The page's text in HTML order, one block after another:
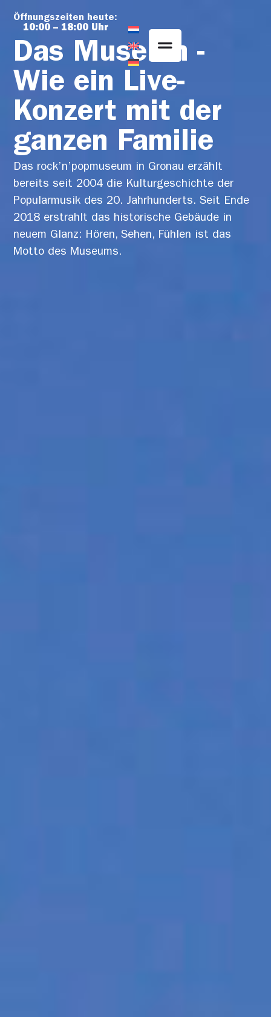
springen
Öffnungszeiten heute:
10:00 – 18:00 Uhr
Das Museum -
Wie ein Live-
Konzert mit der
ganzen Familie
Das rock’n’popmuseum in Gronau erzählt
bereits seit 2004 die Kulturgeschichte der
Popularmusik des 20. Jahrhunderts. Seit Ende
2018 erstrahlt das historische Gebäude in
neuem Glanz: Hören, Sehen, Fühlen ist das
Motto des Museums.